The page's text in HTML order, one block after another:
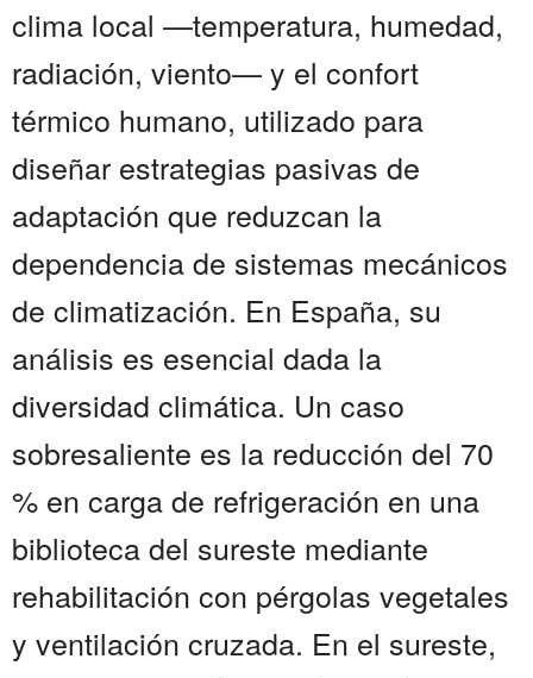
clima local —temperatura, humedad,
radiación, viento— y el confort
térmico humano, utilizado para
diseñar estrategias pasivas de
adaptación que reduzcan la
dependencia de sistemas mecánicos
de climatización. En España, su
análisis es esencial dada la
diversidad climática. Un caso
sobresaliente es la reducción del 70
% en carga de refrigeración en una
biblioteca del sureste mediante
rehabilitación con pérgolas vegetales
y ventilación cruzada. En el sureste,